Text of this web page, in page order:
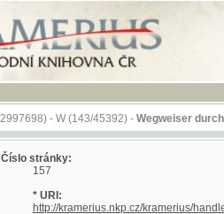
-W (143/45392)-Wegweiser durch das
stránky:
157
* URI:
http://kramerius.nkp.cz/kramerius/handle/